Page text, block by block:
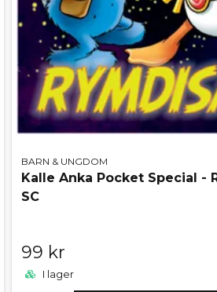
BARN & UNGDOM
Kalle Anka Pocket Special -
SC
99 kr
I lager